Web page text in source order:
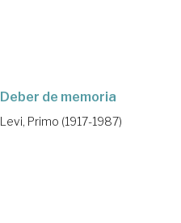
Deber de memoria
Levi, Primo (1917-1987)